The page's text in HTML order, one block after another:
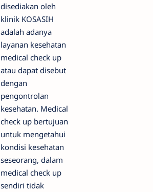
disediakan oleh
klinik KOSASIH
adalah adanya
layanan kesehatan
medical check up
atau dapat disebut
dengan
pengontrolan
kesehatan. Medical
check up bertujuan
untuk mengetahui
kondisi kesehatan
seseorang, dalam
medical check up
sendiri tidak